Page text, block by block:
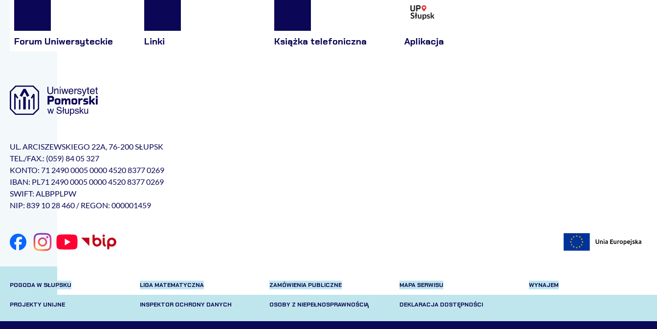
Forum Uniwersyteckie Linki Książka telefoniczna Aplikacja
UL. ARCISZEWSKIEGO 22A, 76-200 SŁUPSK
TEL./FAX.: (059) 84 05 327
KONTO: 71 2490 0005 0000 4520 8377 0269
IBAN: PL71 2490 0005 0000 4520 8377 0269
SWIFT: ALBPPLPW
NIP: 839 10 28 460 / REGON: 000001459
POGODA W SŁUPSKU
PROJEKTY UNIJNE
LIGA MATEMATYCZNA
INSPEKTOR OCHRONY DANYCH
ZAMÓWIENIA PUBLICZNE
OSOBY Z NIEPEŁNOSPRAWNOŚCIĄ
MAPA SERWISU
DEKLARACJA DOSTĘPNOŚCI
WYNAJEM